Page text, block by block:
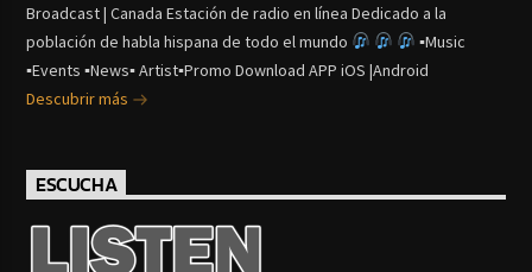
Broadcast | Canada Estación de radio en línea Dedicado a la
población de habla hispana de todo el mundo
▪Music
▪Events ▪News▪ Artist▪Promo Download APP iOS |Android
Descubrir más
ESCUCHA